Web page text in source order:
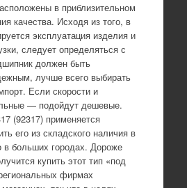
в приблизительном
качества. Исходя из того, в
эксплуатация изделия и
следует определяться с
должен быть
лучше всего выбирать
Если скорости и
— подойдут дешевые.
(92317) применяется
его из складского наличия в
больших городах. Дороже
купить этот тип «под
фирмах